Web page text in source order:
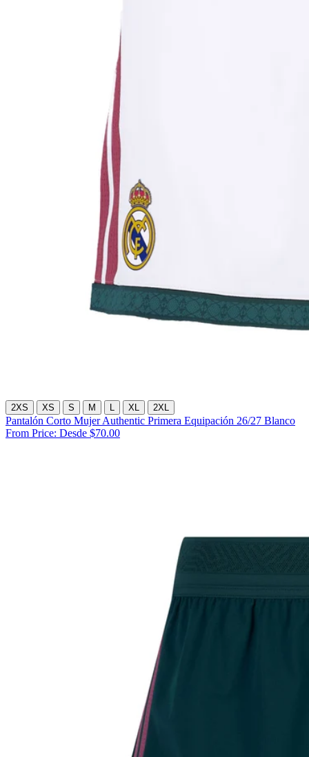
2XS XS S M XL 2XL
Pantalón Corto Mujer Authentic Primera Equipación 26/27 Blanco
From Price: Desde $70.00